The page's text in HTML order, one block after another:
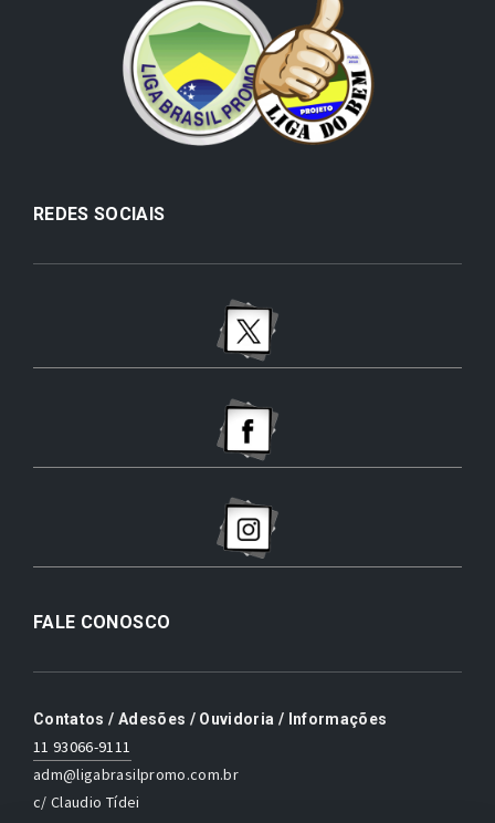
REDES SOCIAIS
FALE CONOSCO
Contatos / Adesões / Ouvidoria / Informações
11 93066-9111
adm@ligabrasilpromo.com.br
c/ Claudio Tídei